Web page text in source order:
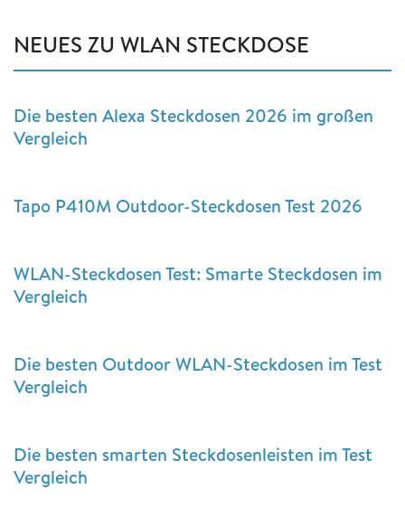
NEUES ZU WLAN STECKDOSE
Die besten Alexa Steckdosen 2026 im großen
Vergleich
Tapo P410M Outdoor-Steckdosen Test 2026
WLAN-Steckdosen Test: Smarte Steckdosen im
Vergleich
Die besten Outdoor WLAN-Steckdosen im Test
Vergleich
Die besten smarten Steckdosenleisten im Test
Vergleich